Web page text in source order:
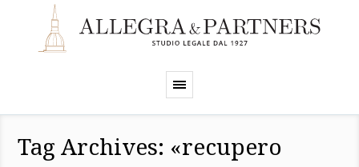
Tag Archives: «recupero